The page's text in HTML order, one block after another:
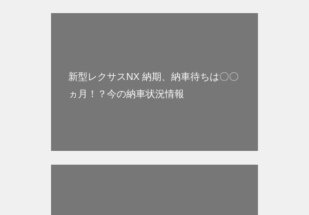
新型レクサスNX 納期、納車待ちは〇〇
ヵ月！？今の納車状況情報